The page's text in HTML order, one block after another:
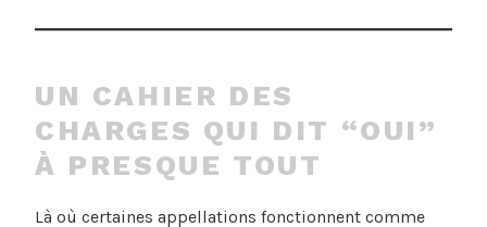
UN CAHIER DES
CHARGES QUI DIT “OUI”
À PRESQUE TOUT
Là où certaines appellations fonctionnent comme